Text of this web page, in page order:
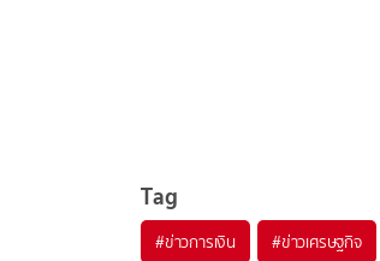
Tag
#ข่าวการเงิน #ข่าวเศรษฐกิจ